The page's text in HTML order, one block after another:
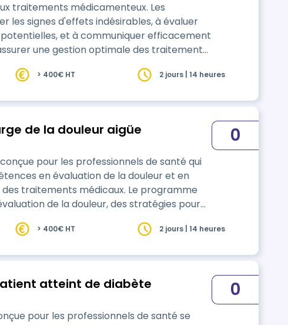
traitements médicamenteux. Les
les signes d'effets indésirables, à évaluer
et à communiquer efficacement
une gestion optimale des traitements.
cadre de la prescription et de
> 400€ HT 2 jours | 14 heures
Formation : Prendre en charge de la douleur aigüe
pour les professionnels de santé qui
en évaluation de la douleur et en
médicaux. Le programme
de la douleur, des stratégies pour
0
> 400€ HT 2 jours | 14 heures
atteint de diabète
pour les professionnels de santé se
0